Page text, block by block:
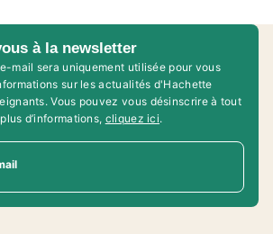
à la newsletter
mail sera uniquement utilisée pour vous
sur les actualités d'Hachette
Vous pouvez vous désinscrire à tout
d’informations, cliquez ici.